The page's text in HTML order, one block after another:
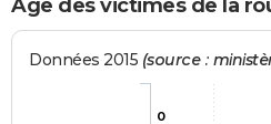
Age des victimes de la
Données 2015 (source :
0